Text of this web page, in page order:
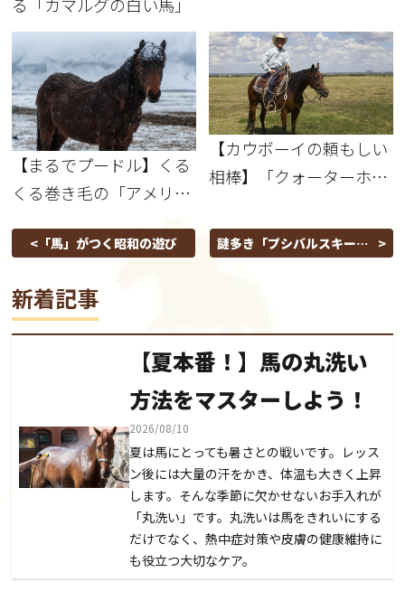
【まるでプードル】くる
くる巻き毛の「アメリカ
ー」
【カウボーイの頼もしい
相棒】「クォーターホー
「馬」がつく昭和の遊び
謎多き「プシバルスキーウ
新着記事
【夏本番！】馬の丸洗い
方法をマスターしよう！
2026/08/10
夏は馬にとっても暑さとの戦いです。レッス
ン後には大量の汗をかき、体温も大きく上昇
します。そんな季節に欠かせないお手入れが
「丸洗い」です。丸洗いは馬をきれいにする
だけでなく、熱中症対策や皮膚の健康維持に
も役立つ大切なケア。